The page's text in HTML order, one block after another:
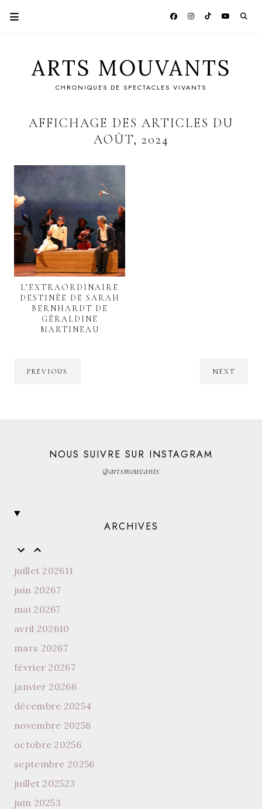
ARTS MOUVANTS
CHRONIQUES DE SPECTACLES VIVANTS
AFFICHAGE DES ARTICLES DU
AOÛT, 2024
L’EXTRAORDINAIRE
DESTINÉE DE SARAH
BERNHARDT DE
GÉRALDINE
MARTINEAU
PREVIOUS NEXT
NOUS SUIVRE SUR INSTAGRAM
@artsmouvants
ARCHIVES
juillet 202611
juin 20267
mai 20267
avril 202610
mars 20267
février 20267
janvier 20266
décembre 20254
novembre 20258
octobre 20256
septembre 20256
juillet 202523
juin 20253